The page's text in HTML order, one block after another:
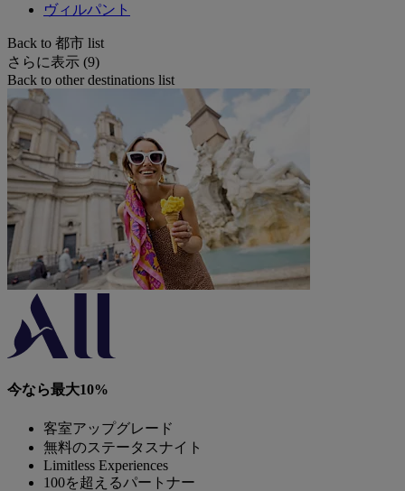
ヴィルパント
Back to 都市 list
さらに表示 (9)
Back to other destinations list
今なら最大10%
客室アップグレード
無料のステータスナイト
Limitless Experiences
100を超えるパートナー